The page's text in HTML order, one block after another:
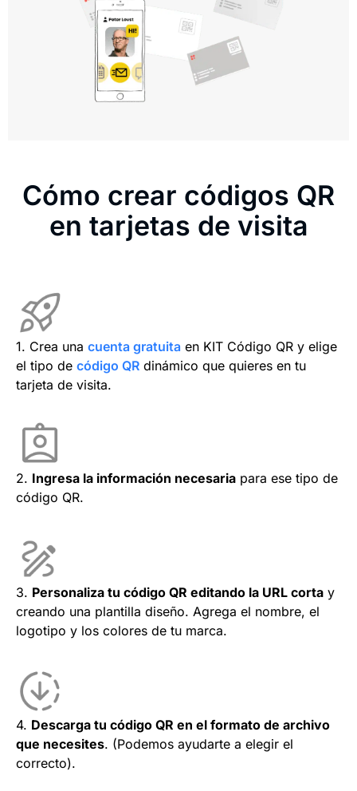
Cómo crear códigos QR
en tarjetas de visita
1. Crea una cuenta gratuita en KIT Código QR y elige
el tipo de código QR dinámico que quieres en tu
tarjeta de visita.
2. Ingresa la información necesaria para ese tipo de
código QR.
3. Personaliza tu código QR editando la URL corta y
creando una plantilla diseño. Agrega el nombre, el
logotipo y los colores de tu marca.
4. Descarga tu código QR en el formato de archivo
que necesites. (Podemos ayudarte a elegir el
correcto).